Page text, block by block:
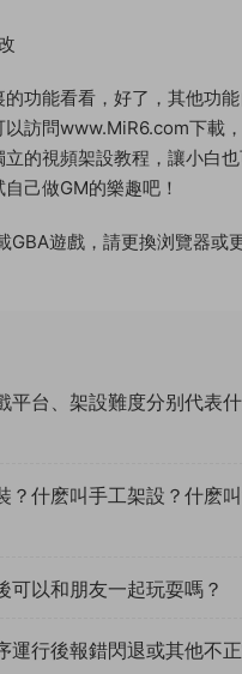
功能看看，好了，其他功
訪問www.MiR6.com下載
的視頻架設教程，讓小白
己做GM的樂趣吧！
GBA遊戲，請更換浏覽器或
平台、架設難度分别代表
？什麽叫手工架設？什麽
可以和朋友一起玩耍嗎？
運行後報錯閃退或其他不